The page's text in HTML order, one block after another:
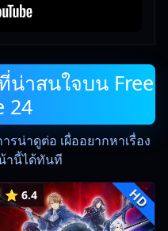
าสนใจบน Free
24
รน่าดูต่อ เผื่ออยากหาเรื่อง
านี้ได้ทันที
⭐ 6.4 HD